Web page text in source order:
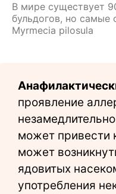
В мире существует
бульдогов, но самые
Myrmecia pilosula
проявление
может привести
может
ядовитых
употребления